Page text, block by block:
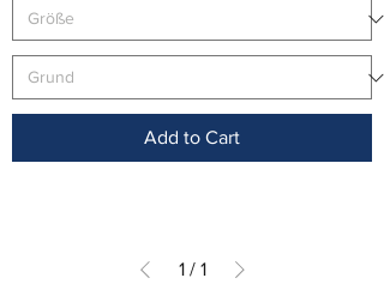
Add to Cart
1 / 1